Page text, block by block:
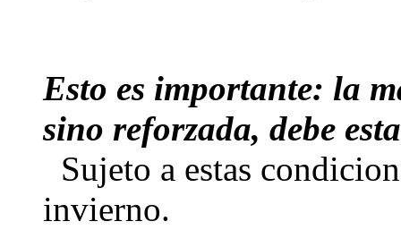
Esto es importante: la
sino reforzada, debe
Sujeto a estas
invierno.